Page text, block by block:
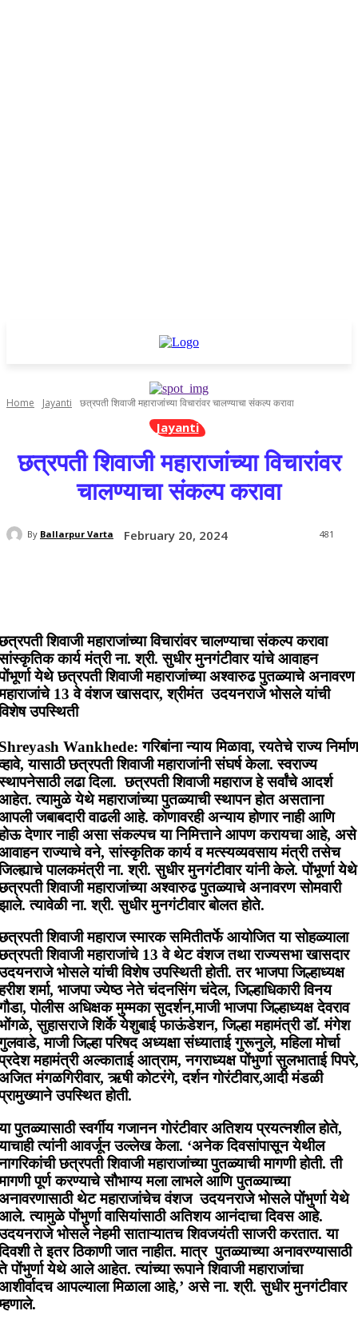
Home Jayanti छत्रपती शिवाजी महाराजांच्या विचारांवर चालण्याचा संकल्प करावा
Jayanti
छत्रपती शिवाजी महाराजांच्या विचारांवर
चालण्याचा संकल्प करावा
By Ballarpur Varta February 20, 2024 481
शिवाजी महाराजांच्या विचारांवर चालण्याचा संकल्प करावा
कार्य मंत्री ना. श्री. सुधीर मुनगंटीवार यांचे आवाहन
येथे छत्रपती शिवाजी महाराजांच्या अश्वारुढ पुतळ्याचे अनावरण
13 वे वंशज खासदार, श्रीमंत उदयनराजे भोसले यांची
उपस्थिती
Wankhede: गरिबांना न्याय मिळावा, रयतेचे राज्य निर्माण
यासाठी छत्रपती शिवाजी महाराजांनी संघर्ष केला. स्वराज्य
लढा दिला. छत्रपती शिवाजी महाराज हे सर्वांचे आदर्श
त्यामुळे येथे महाराजांच्या पुतळ्याची स्थापन होत असताना
जबाबदारी वाढली आहे. कोणावरही अन्याय होणार नाही आणि
देणार नाही असा संकल्पच या निमित्ताने आपण करायचा आहे, असे
राज्याचे वने, सांस्कृतिक कार्य व मत्स्यव्यवसाय मंत्री तसेच
पालकमंत्री ना. श्री. सुधीर मुनगंटीवार यांनी केले. पोंभूर्णा येथे
शिवाजी महाराजांच्या अश्वारुढ पुतळ्याचे अनावरण सोमवारी
त्यावेळी ना. श्री. सुधीर मुनगंटीवार बोलत होते.
शिवाजी महाराज स्मारक समितीतर्फे आयोजित या सोहळ्याला
शिवाजी महाराजांचे 13 वे थेट वंशज तथा राज्यसभा खासदार
भोसले यांची विशेष उपस्थिती होती. तर भाजपा जिल्हाध्यक्ष
शर्मा, भाजपा ज्येष्ठ नेते चंदनसिंग चंदेल, जिल्हाधिकारी विनय
पोलीस अधिक्षक मुम्मका सुदर्शन,माजी भाजपा जिल्हाध्यक्ष देवराव
सुहासराजे शिर्के येशुबाई फाऊंडेशन, जिल्हा महामंत्री डॉ. मंगेश
माजी जिल्हा परिषद अध्यक्षा संध्याताई गुरूनुले, महिला मोर्चा
महामंत्री अल्काताई आत्राम, नगराध्यक्ष पोंभुर्णा सुलभाताई पिपरे,
मंगळगिरीवार, ऋषी कोटरंगे, दर्शन गोरंटीवार,आदी मंडळी
उपस्थित होती.
पुतळ्यासाठी स्वर्गीय गजानन गोरंटीवार अतिशय प्रयत्नशील होते,
त्यांनी आवर्जून उल्लेख केला. ‘अनेक दिवसांपासून येथील
छत्रपती शिवाजी महाराजांच्या पुतळ्याची मागणी होती. ती
पूर्ण करण्याचे सौभाग्य मला लाभले आणि पुतळ्याच्या
थेट महाराजांचेच वंशज उदयनराजे भोसले पोंभुर्णा येथे
त्यामुळे पोंभुर्णा वासियांसाठी अतिशय आनंदाचा दिवस आहे.
भोसले नेहमी साताऱ्यातच शिवजयंती साजरी करतात. या
ते इतर ठिकाणी जात नाहीत. मात्र पुतळ्याच्या अनावरण्यासाठी
पोंभुर्णा येथे आले आहेत. त्यांच्या रूपाने शिवाजी महाराजांचा
आपल्याला मिळाला आहे,’ असे ना. श्री. सुधीर मुनगंटीवार